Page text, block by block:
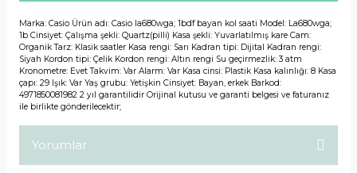
Marka: Casio Ürün adı: Casio la680wga; 1bdf bayan kol saati Model: La680wga;
1b Cinsiyet: Çalışma şekli: Quartz(pilli) Kasa şekli: Yuvarlatılmış kare Cam:
Organik Tarz: Klasik saatler Kasa rengi: Sarı Kadran tipi: Dijital Kadran rengi:
Siyah Kordon tipi: Çelik Kordon rengi: Altın rengi Su geçirmezlik: 3 atm
Kronometre: Evet Takvim: Var Alarm: Var Kasa cinsi: Plastik Kasa kalınlığı: 8 Kasa
çapı: 29 Işık: Var Yaş grubu: Yetişkin Cinsiyet: Bayan, erkek Barkod:
4971850081982 2 yıl garantilidir Orijinal kutusu ve garanti belgesi ve faturanız
ile birlikte gönderilecektir;
Yorumlar